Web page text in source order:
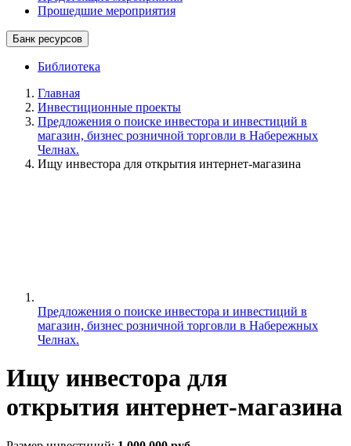
Прошедшие мероприятия
Банк ресурсов
Библиотека
Главная
Инвестиционные проекты
Предложения о поиске инвестора и инвестиций в
магазин, бизнес розничной торговли в Набережных
Челнах.
Ищу инвестора для открытия интернет-магазина
Предложения о поиске инвестора и инвестиций в
магазин, бизнес розничной торговли в Набережных
Челнах.
Ищу инвестора для
открытия интернет-магазина